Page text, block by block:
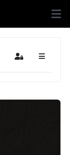
Sign In